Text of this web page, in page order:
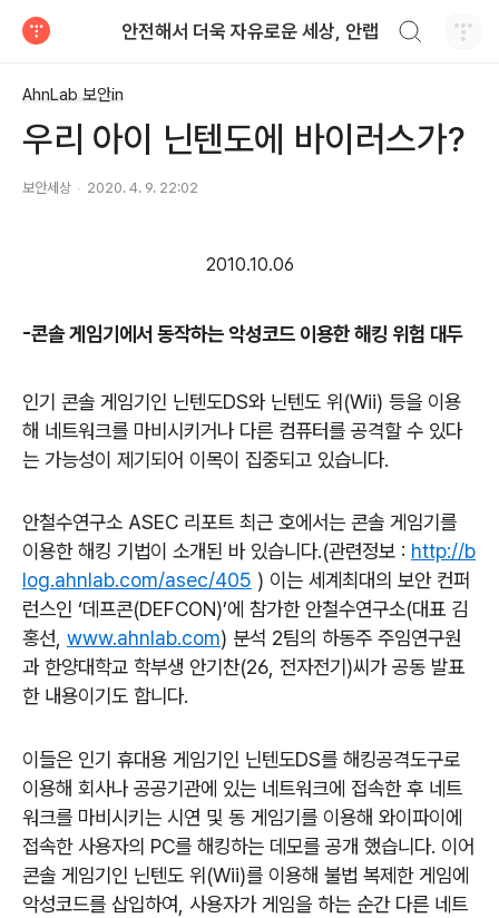
안전해서 더욱 자유로운 세상, 안랩
AhnLab 보안in
우리 아이 닌텐도에 바이러스가?
보안세상 2020. 4. 9. 22:02
2010.10.06
-콘솔 게임기에서 동작하는 악성코드 이용한 해킹 위험 대두
인기 콘솔 게임기인 닌텐도DS와 닌텐도 위 (Wii) 등을 이용
해 네트워크를 마비시키거나 다른 컴퓨터를 공격할 수 있다
는 가능성이 제기되어 이목이 집중되고 있습니다.
안철수연구소 ASEC 리포트 최근 호에서는 콘솔 게임기를
이용한 해킹 기법이 소개된 바 있습니다.(관련정보 : http://b
log.ahnlab.com/asec/405 ) 이는 세계최대의 보안 컨퍼
런스인 ‘데프콘(DEFCON)’에 참가한 안철수연구소(대표 김
홍선, www.ahnlab.com) 분석 2팀의 하동주 주임연구원
과 한양대학교 학부생 안기찬(26, 전자전기 )씨가 공동 발표
한 내용이기도 합니다.
이들은 인기 휴대용 게임기인 닌텐도DS를 해킹공격도구로
이용해 회사나 공공기관에 있는 네트워크에 접속한 후 네트
워크를 마비시키는 시연 및 동 게임기를 이용해 와이파이에
접속한 사용자의 PC를 해킹하는 데모를 공개 했습니다. 이어
콘솔 게임기인 닌텐도 위(Wii)를 이용해 불법 복제한 게임에
악성코드를 삽입하여, 사용자가 게임을 하는 순간 다른 네트